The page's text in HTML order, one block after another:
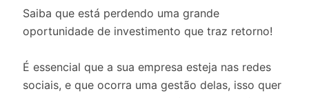
Saiba que está perdendo uma grande
oportunidade de investimento que traz retorno!
É essencial que a sua empresa esteja nas redes
sociais, e que ocorra uma gestão delas, isso quer